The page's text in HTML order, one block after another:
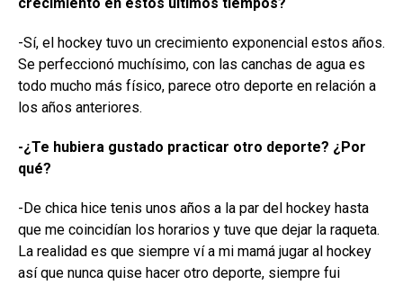
-Sí, el hockey tuvo un crecimiento exponencial estos años.
Se perfeccionó muchísimo, con las canchas de agua es
todo mucho más físico, parece otro deporte en relación a
los años anteriores.
-¿Te hubiera gustado practicar otro deporte? ¿Por
qué?
-De chica hice tenis unos años a la par del hockey hasta
que me coincidían los horarios y tuve que dejar la raqueta.
La realidad es que siempre ví a mi mamá jugar al hockey
así que nunca quise hacer otro deporte, siempre fui